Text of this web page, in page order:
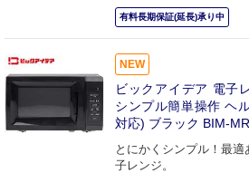
有料長期保証(延長)承り中
NEW
ビックアイデア 電子
シンプル簡単操作 ヘ
対応) ブラック BIM-
とにかくシンプル！最
子レンジ。